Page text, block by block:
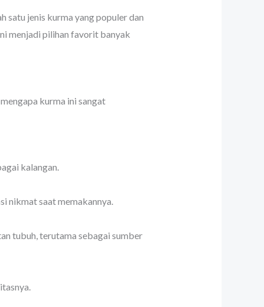
satu jenis kurma yang populer dan
menjadi pilihan favorit banyak
kurma ini sangat
kalangan.
nikmat saat memakannya.
tubuh, terutama sebagai sumber